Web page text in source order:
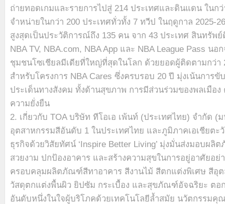
ถ่ายทอดเกมและรายการไปสู่ 214 ประเทศและดินแดน ในก
จำหน่ายในกว่า 200 ประเทศทั่วทั้ง 7 ทวีป ในฤดูกาล 2025-
สูงสุดเป็นประวัติการณ์ถึง 135 คน จาก 43 ประเทศ สินทรัพ
NBA TV, NBA.com, NBA App และ NBA League Pass นอ
ชุมชนโซเชียลมีเดียที่ใหญ่ที่สุดในโลก ด้วยยอดผู้ติดตามกว่า
สำหรับโครงการ NBA Cares ซึ่งครบรอบ 20 ปี มุ่งเน้นการขั
ประเด็นทางสังคม ทั้งด้านสุขภาพ การมีส่วนร่วมของพลเมือ
ความยั่งยืน
2. เกี่ยวกับ TOA บริษัท ทีโอเอ เพ้นท์ (ประเทศไทย) จำกัด (
อุตสาหกรรมสีอันดับ 1 ในประเทศไทย และภูมิภาคเอเชียตะ
ธุรกิจด้วยวิสัยทัศน์ ‘Inspire Better Living’ มุ่งมั่นส่งมอบผลิ
สวยงาม ปกป้องอาคาร และสร้างความสุขในการอยู่อาศัยอย่
ครอบคลุมผลิตภัณฑ์สีทาอาคาร สีงานไม้ สีตกแต่งพิเศษ สีอุ
วัสดุตกแต่งพื้นผิว ยิปซัม กระเบื้อง และสุขภัณฑ์อัจฉริยะ ตอ
อันดับหนึ่งในใจผู้บริโภคด้วยเทคโนโลยีล้ำสมัย นวัตกรรมคุ